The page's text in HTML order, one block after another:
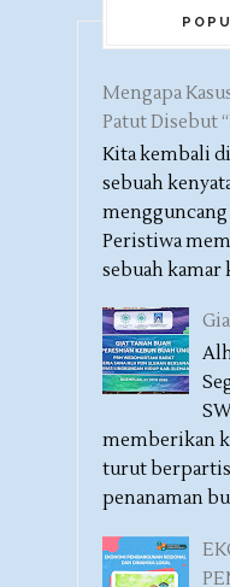
Mengapa
Patut Disebut
Kita kembali
sebuah
mengguncang
Peristiwa
sebuah kamar
memberikan
turut
penanaman